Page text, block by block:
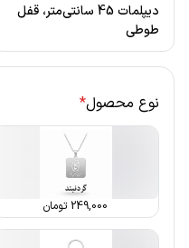
دیپلمات 45 سانتی‌متر، قفل
طوطی
نوع محصول*
249,000 تومان